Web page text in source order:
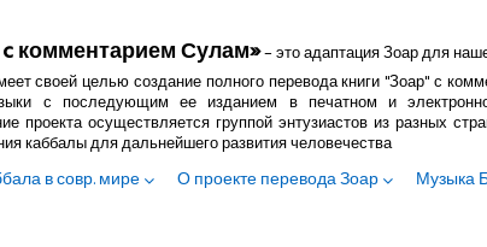
комментарием Сулам»– это адаптация Зоар для
своей целью создание полного перевода книги "Зоар" с
с последующим ее изданием в печатном и
проекта осуществляется группой энтузиастов из разных
каббалы для дальнейшего развития человечества
в совр. мире О проекте перевода Зоар Музыка